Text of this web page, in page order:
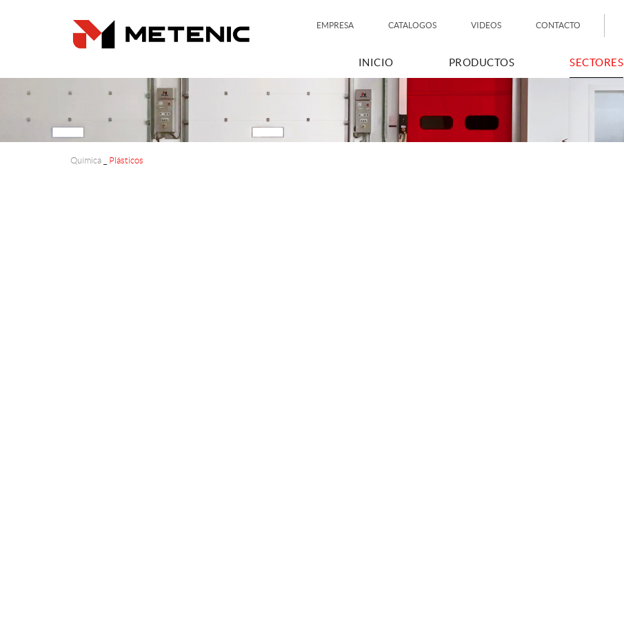
EMPRESA CATALOGOS VIDEOS CONTACTO
INICIO PRODUCTOS SECTORES
Química Plásticos